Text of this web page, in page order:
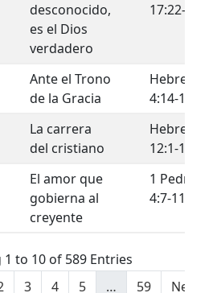
desconocido,
es el Dios
verdadero
17:22-34
Ante el Trono
de la Gracia
Hebreos
4:14-16
La carrera
del cristiano
Hebreos
12:1-13
El amor que
gobierna al
creyente
1 Pedro
4:7-11
1 to 10 of 589 Entries
3 4 5 … 59 Next